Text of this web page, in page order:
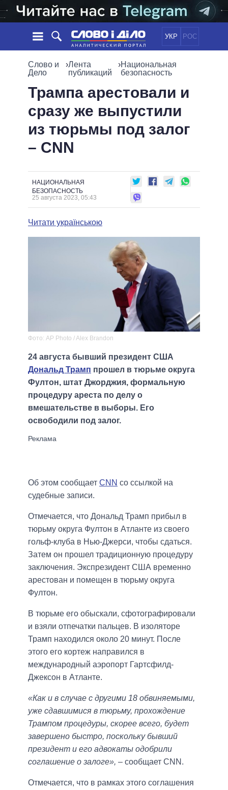
УКР РОС
НОВОСТИ
СОБЫТИЯ
СТАТЬИ
МНЕНИЯ
ОБЗОРЫ
ОБЩЕСТВО
МИР
ПОЛИТИКИ
ВСЕ ПОЛИТИКИ
ПРЕЗИДЕНТ И ОФИС
ГЛАВЫ ОБЛАДМИНИСТРАЦИЙ
МЭРЫ
ВСЕ ПЕРСОНЫ
ИНФОГРАФИКА
ПОДДЕРЖАТЬ
СРАВНЕНИЕ ПОЛИТИКОВ
Слово и
Дело
›Лента
публикаций
›Национальная
безопасность
Трампа арестовали и
сразу же выпустили
из тюрьмы под залог
– CNN
НАЦИОНАЛЬНАЯ
БЕЗОПАСНОСТЬ
25 августа 2023, 05:43
Читати українською
Фото: AP Photo / Alex Brandon
24 августа бывший президент США
Дональд Трамп прошел в тюрьме округа
Фултон, штат Джорджия, формальную
процедуру ареста по делу о
вмешательстве в выборы. Его
освободили под залог.
Об этом сообщает CNN со ссылкой на
судебные записи.
Отмечается, что Дональд Трамп прибыл в
тюрьму округа Фултон в Атланте из своего
гольф-клуба в Нью-Джерси, чтобы сдаться.
Затем он прошел традиционную процедуру
заключения. Экспрезидент США временно
арестован и помещен в тюрьму округа
Фултон.
В тюрьме его обыскали, сфотографировали
и взяли отпечатки пальцев. В изоляторе
Трамп находился около 20 минут. После
этого его кортеж направился в
международный аэропорт Гартсфилд-
Джексон в Атланте.
«Как и в случае с другими 18 обвиняемыми,
уже сдавшимися в тюрьму, прохождение
Трампом процедуры, скорее всего, будет
завершено быстро, поскольку бывший
президент и его адвокаты одобрили
соглашение о залоге», – сообщает CNN.
Отмечается, что в рамках этого соглашения